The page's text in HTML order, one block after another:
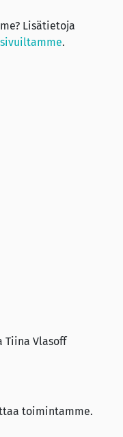
Lisätietoja
.
Tiina Vlasoff
toimintamme.